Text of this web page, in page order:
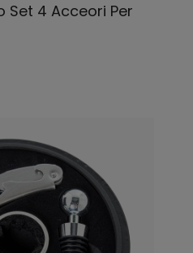
Set 4 Acceori Per